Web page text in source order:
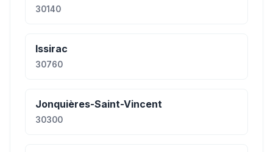
30140
Issirac
30760
Jonquières-Saint-Vincent
30300